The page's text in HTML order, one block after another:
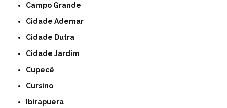
Campo Grande
Cidade Ademar
Cidade Dutra
Cidade Jardim
Cupecê
Cursino
Ibirapuera